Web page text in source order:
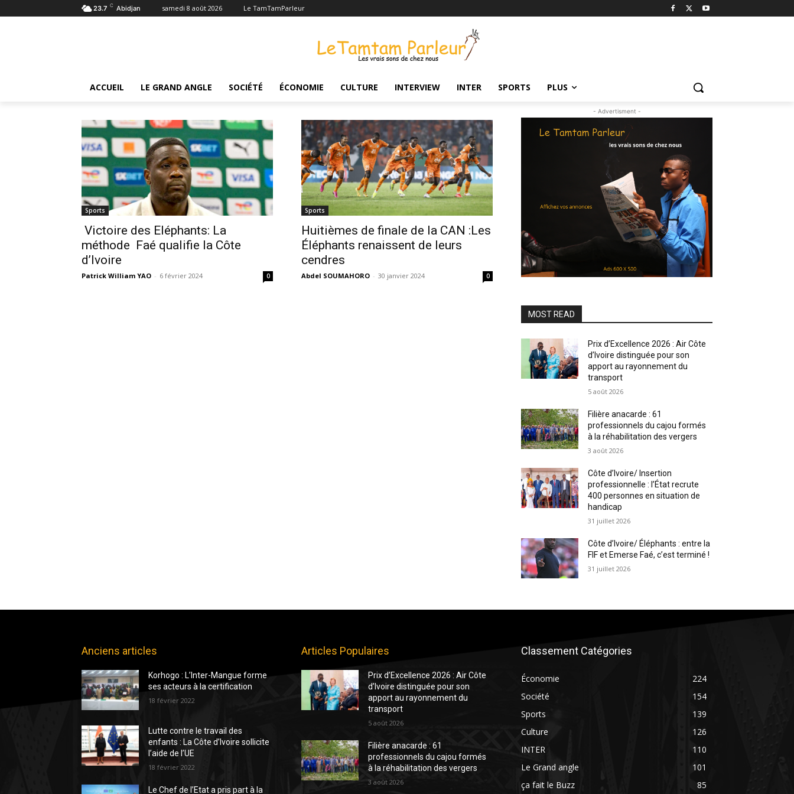
23.7 C Abidjan samedi 8 août 2026 Le TamTamParleur
ACCUEIL LE GRAND ANGLE SOCIÉTÉ ÉCONOMIE CULTURE INTERVIEW INTER SPORTS PLUS
Tags Faé Emerse
Sports
Victoire des Eléphants: La
méthode Faé qualifie la Côte
d’Ivoire
Patrick William YAO - 6 février 2024 0
Sports
Huitièmes de finale de la CAN :Les
Éléphants renaissent de leurs
cendres
Abdel SOUMAHORO - 30 janvier 2024 0
- Advertisment -
MOST READ
Prix d’Excellence 2026 : Air Côte
d’Ivoire distinguée pour son
apport au rayonnement du
transport
5 août 2026
Filière anacarde : 61
professionnels du cajou formés
à la réhabilitation des vergers
3 août 2026
Côte d’Ivoire/ Insertion
professionnelle : l’État recrute
400 personnes en situation de
handicap
31 juillet 2026
Côte d’Ivoire/ Éléphants : entre la
FIF et Emerse Faé, c’est terminé !
31 juillet 2026
Anciens articles
Korhogo : L’Inter-Mangue forme
ses acteurs à la certification
18 février 2022
Lutte contre le travail des
enfants : La Côte d’Ivoire sollicite
l’aide de l’UE
18 février 2022
Le Chef de l’Etat a pris part à la
Articles Populaires
Prix d’Excellence 2026 : Air Côte
d’Ivoire distinguée pour son
apport au rayonnement du
transport
5 août 2026
Filière anacarde : 61
professionnels du cajou formés
à la réhabilitation des vergers
3 août 2026
Classement Catégories
Économie
224
Société
154
Sports
139
Culture
126
INTER
110
Le Grand angle
101
ça fait le Buzz
85